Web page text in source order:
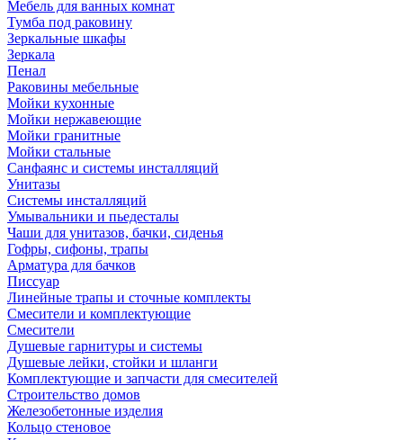
Мебель для ванных комнат
Тумба под раковину
Зеркальные шкафы
Зеркала
Пенал
Раковины мебельные
Мойки кухонные
Мойки нержавеющие
Мойки гранитные
Мойки стальные
Санфаянс и системы инсталляций
Унитазы
Системы инсталляций
Умывальники и пьедесталы
Чаши для унитазов, бачки, сиденья
Гофры, сифоны, трапы
Арматура для бачков
Писсуар
Линейные трапы и сточные комплекты
Смесители и комплектующие
Смесители
Душевые гарнитуры и системы
Душевые лейки, стойки и шланги
Комплектующие и запчасти для смесителей
Строительство домов
Железобетонные изделия
Кольцо стеновое